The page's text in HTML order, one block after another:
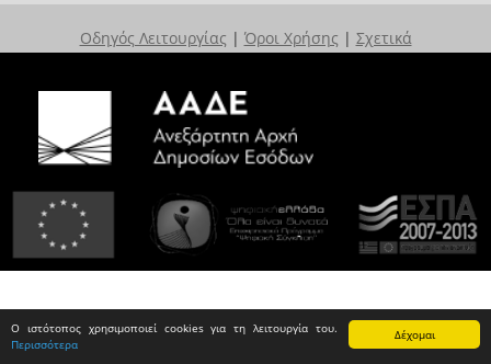
Δέχομαι
Ο ιστότοπος χρησιμοποιεί cookies για τη λειτουργία του.
Περισσότερα
Οδηγός Λειτουργίας | Όροι Χρήσης | Σχετικά